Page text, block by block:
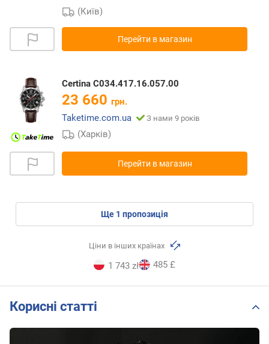
(Київ)
Перейти в магазин
Certina C034.417.16.057.00
23 660 грн.
Taketime.com.ua
З нами 9 років
(Харків)
Перейти в магазин
ще 1 пропозиція
Ціни в інших країнах
1 743 zł 485 £
Корисні статті